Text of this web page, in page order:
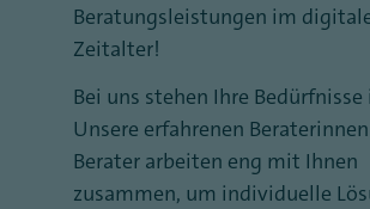
Beratungsleistungen im
Zeitalter!
Bei uns stehen Ihre Bedürfnisse
Unsere erfahrenen
Berater arbeiten eng mit Ihnen
zusammen, um individuelle